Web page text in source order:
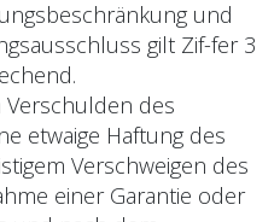
und
gilt Zif-fer 3
Verschulden des
etwaige Haftung des
Verschweigen des
einer Garantie oder